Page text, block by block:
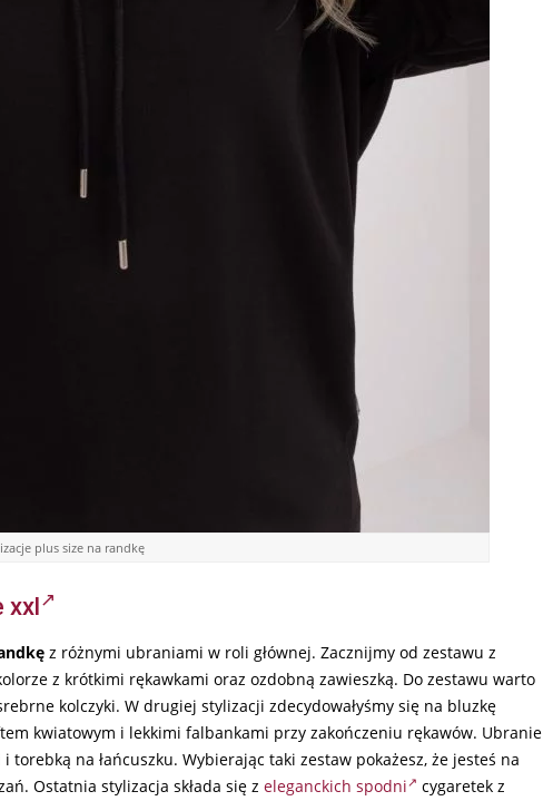
plus size na randkę
xxl
z różnymi ubraniami w roli głównej. Zacznijmy od zestawu z
z krótkimi rękawkami oraz ozdobną zawieszką. Do zestawu warto
kolczyki. W drugiej stylizacji zdecydowałyśmy się na bluzkę
kwiatowym i lekkimi falbankami przy zakończeniu rękawów. Ubranie
na łańcuszku. Wybierając taki zestaw pokażesz, że jesteś na
Ostatnia stylizacja składa się z eleganckich spodni
cygaretek z